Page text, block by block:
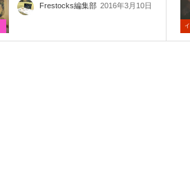
Frestocks編集部 2016年3月10日